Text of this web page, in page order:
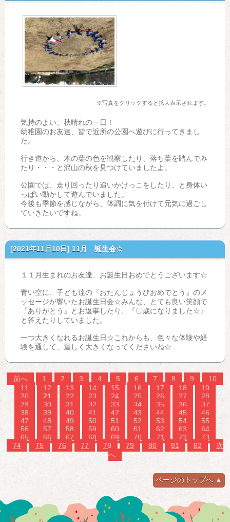
※写真をクリックすると拡大表示されます。
気持のよい、秋晴れの一日！
幼稚園のお友達、皆で近所の公園へ遊びに行ってきまし
た。
行き道から、木の葉の色を観察したり、落ち葉を踏んでみ
たり・・・と沢山の秋を見つけていましたよ。
公園では、走り回ったり追いかけっこをしたり、と身体い
っぱい動かして遊んでいました。
今後も季節を感じながら、体調に気を付けて元気に過ごし
ていきたいですね。
[2021年11月10日] 11月 誕生会☆
１１月生まれのお友達、お誕生日おめでとうございます☆
青い空に、子ども達の『おたんじょうびおめでとう』のメ
ッセージが響いたお誕生日会☆みんな、とても良い笑顔で
『ありがとう』とお返事したり、『〇歳になりました☆』
と答えたりしていました。
一つ大きくなれるお誕生日☆これからも、色々な体験や経
験を通して、逞しく大きくなってくださいね☆
前へ 1 2 3 4 5 6 7 8 9
10
11
12 13 14 15 16 17 18
19
20
21 22 23 24 25 26 27
28
29
30 31 32 33 34 35 36
37
38
39 40 41 42 43 44 45
46
47
48 49 50 51 52 53 54
55
56
57 58 59 60 61 62 63
64
65
66 67 68 69 70 71 72
73
74
75 76 77 78 79 80 81 82
次
へ
ページのトップへ ▲